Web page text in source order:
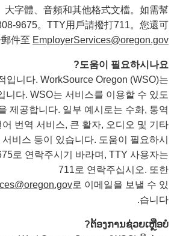
大字體、音頻和其他格式文檔。如需幫
9675。TTY用戶請撥打711。您還可
件至 EmployerServices@oregon.gov
도움이 필요하시나요?
입니다. WorkSource Oregon (WSO)는
니다. WSO는 서비스를 이용할 수 있도
제공합니다. 일부 예시로는 수화, 통역
번역 서비스, 큰 활자, 오디오 및 기타
비스 등이 있습니다. 도움이 필요하시
로 연락주시기 바라며, TTY 사용자는
711로 연락주십시오. 또한
로 이메일을 보낼 수 있
습니다.
ຕ້ອງການຊ່ວຍເຫຼືອບໍ?